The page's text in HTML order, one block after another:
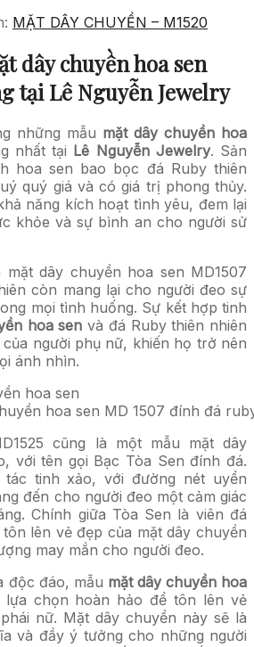
MẶT DÂY CHUYỀN – M1520
dây chuyền hoa sen
tạiLê Nguyễn Jewelry
những mẫu mặt dây chuyền hoa
nhất tại Lê Nguyễn Jewelry. Sản
hoa sen bao bọc đá Ruby thiên
quý giá và có giá trị phong thủy.
năng kích hoạt tình yêu, đem lại
khỏe và sự bình an cho người sử
dây chuyền hoa sen MD1507
còn mang lại cho người đeo sự
mọi tình huống. Sự kết hợp tinh
hoa sen và đá Ruby thiên nhiên
người phụ nữ, khiến họ trở nên
ánh nhìn.
hoa sen MD 1507 đính đá
cũng là một mẫu mặt dây
với tên gọi Bạc Tòa Sen đính đá.
tinh xảo, với đường nét uyển
đến cho người đeo một cảm giác
Chính giữa Tòa Sen là viên đá
lên vẻ đẹp của mặt dây chuyền
may mắn cho người đeo.
độc đáo, mẫu mặt dây chuyền hoa
lựa chọn hoàn hảo để tôn lên vẻ
nữ. Mặt dây chuyền này sẽ là
và đầy ý tưởng cho những người